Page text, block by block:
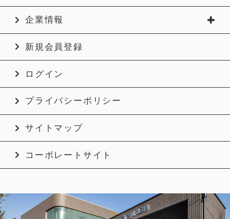
企業情報
新規会員登録
ログイン
プライバシーポリシー
サイトマップ
コーポレートサイト